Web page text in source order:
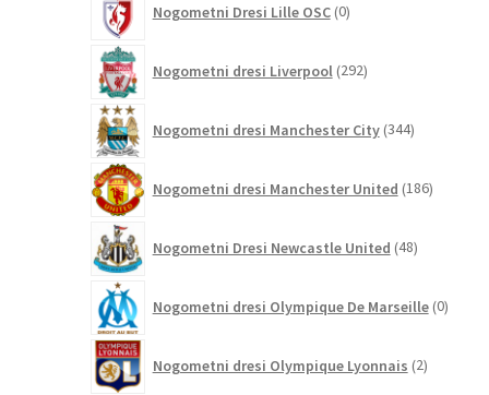
Nogometni Dresi Lille OSC 0izdelkov
Nogometni dresi Liverpool 292izdelkov
Nogometni dresi Manchester City 344izdelkov
Nogometni dresi Manchester United 186izdelkov
Nogometni Dresi Newcastle United 48izdelkov
Nogometni dresi Olympique De Marseille 0
Nogometni dresi Olympique Lyonnais 2izdelka